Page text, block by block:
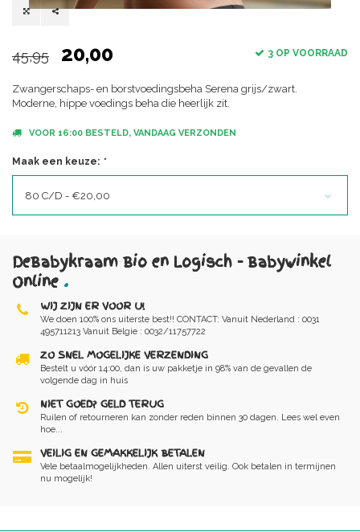
45,95 20,00 3 OP VOORRAAD
Zwangerschaps- en borstvoedingsbeha Serena grijs/zwart.
Moderne, hippe voedings beha die heerlijk zit.
VOOR 16:00 BESTELD, VANDAAG VERZONDEN
Maak een keuze: *
80 C/D - €20,00
DeBabykraam Bio en Logisch - Babywinkel
Online .
WIJ ZIJN ER VOOR U!
We doen 100% ons uiterste best!! CONTACT: Vanuit Nederland : 0031
495711213 Vanuit Belgie : 0032/11757722
ZO SNEL MOGELIJKE VERZENDING
Bestelt u vóór 14:00, dan is uw pakketje in 98% van de gevallen de
volgende dag in huis
NIET GOED? GELD TERUG
Ruilen of retourneren kan zonder reden binnen 30 dagen. Lees wel even
hoe...
VEILIG EN GEMAKKELIJK BETALEN
Vele betaalmogelijkheden. Allen uiterst veilig. Ook betalen in termijnen
nu mogelijk!